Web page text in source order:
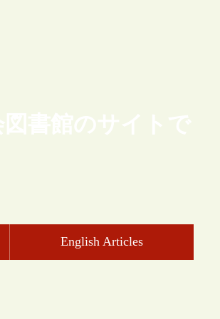
書館のサイトで
English Articles